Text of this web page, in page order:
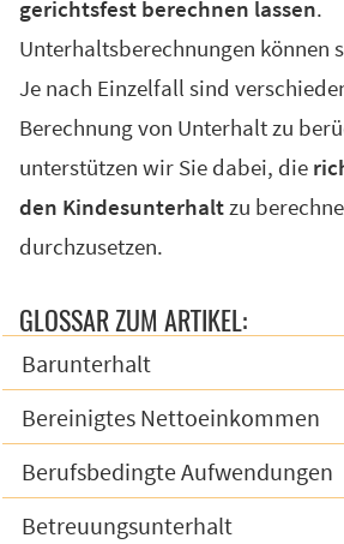
gerichtsfest berechnen lassen.
Unterhaltsberechnungen können
Je nach Einzelfall sind
Berechnung von Unterhalt zu
unterstützen wir Sie dabei, die
den Kindesunterhaltzu
durchzusetzen.
GLOSSAR ZUM ARTIKEL:
Barunterhalt
Bereinigtes Nettoeinkommen
Berufsbedingte Aufwendungen
Betreuungsunterhalt